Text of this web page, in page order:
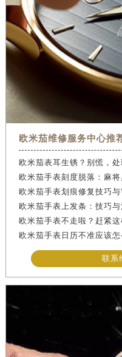
欧米茄维修服务中心推
欧米茄表耳生锈？别慌，处
欧米茄手表刻度脱落：麻
欧米茄手表划痕修复技巧与
欧米茄手表上发条：技巧与
欧米茄手表不走啦？赶紧这
欧米茄手表日历不准应该怎
联系